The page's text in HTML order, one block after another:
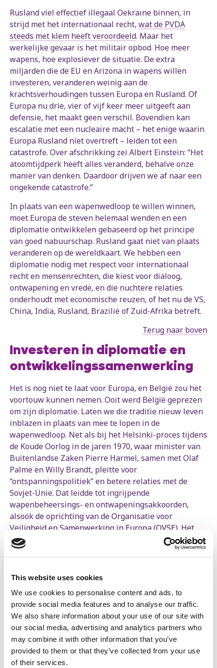
This website uses cookies
We use cookies to personalise content and ads, to
provide social media features and to analyse our traffic.
We also share information about your use of our site with
our social media, advertising and analytics partners who
may combine it with other information that you’ve
provided to them or that they’ve collected from your use
of their services.
Rusland viel effectief illegaal Oekraïne binnen, in
strijd met het internationaal recht, wat de PVDA
steeds met klem heeft veroordeeld. Maar het
werkelijke gevaar is het militair opbod. Hoe meer
wapens, hoe explosiever de situatie. De extra
miljarden die de EU en Arizona in wapens willen
investeren, veranderen weinig aan de
krachtsverhoudingen tussen Europa en Rusland. Of
Europa nu drie, vier of vijf keer meer uitgeeft aan
defensie, het maakt geen verschil. Bovendien kan
escalatie met een nucleaire macht – het enige waarin
Europa Rusland niet overtreft – leiden tot een
catastrofe. Over afschrikking zei Albert Einstein: “Het
atoomtijdperk heeft alles veranderd, behalve onze
manier van denken. Daardoor drijven we af naar een
ongekende catastrofe.”
In plaats van een wapenwedloop te willen winnen,
moet Europa de steven helemaal wenden en een
diplomatie ontwikkelen gebaseerd op het principe
van goed nabuurschap. Rusland gaat niet van plaats
veranderen op de wereldkaart. We hebben een
diplomatie nodig met respect voor internationaal
recht en mensenrechten, die kiest voor dialoog,
ontwapening en vrede, en die nuchtere relaties
onderhoudt met economische reuzen, of het nu de VS,
China, India, Rusland, Brazilië of Zuid-Afrika betreft.
Terug naar boven
Investeren in diplomatie en
ontwikkelingssamenwerking
Het is nog niet te laat voor Europa, en België zou het
voortouw kunnen nemen. Ooit werd België geprezen
om zijn diplomatie. Laten we die traditie nieuw leven
inblazen in plaats van mee te lopen in de
wapenwedloop. Net als bij het Helsinki-proces tijdens
de Koude Oorlog in de jaren 1970, waar minister van
Buitenlandse Zaken Pierre Harmel, samen met Olaf
Palme en Willy Brandt, pleitte voor
“ontspanningspolitiek” en betere relaties met de
Sovjet-Unie. Dat leidde tot ingrijpende
wapenbeheersings- en ontwapeningsakkoorden,
alsook de oprichting van de Organisatie voor
Veiligheid en Samenwerking in Europa (OVSE). Het
principe van “collectieve en ondeelbare veiligheid”
stond centraal: niemand is veilig tot we allemaal veilig
militaire alliantie als de NAVO.
Dat idee hebben we vandaag opnieuw nodig. Als dit
op het hoogtepunt van de Koude Oorlog kon, waarom
zou het dan vandaag niet kunnen? De enige weg naar
stabiliteit en vrede is een oplossing die de veiligheid
van het hele continent waarborgt. We mogen het
continent niet opnieuw opdelen in twee vijandige
blokken langs een zwaar bewapende frontlijn. Helaas